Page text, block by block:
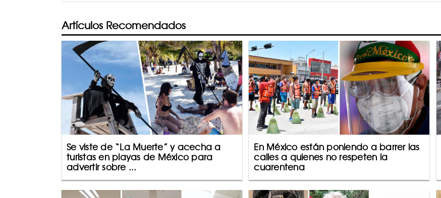
Artículos Recomendados
Se viste de “La Muerte” y acecha a
turistas en playas de México para
advertir sobre ...
En México están poniendo a barrer las
calles a quienes no respeten la
cuarentena